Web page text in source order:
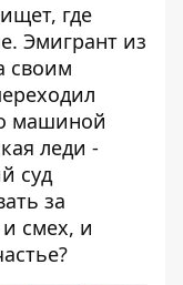
где
Эмигрант из
своим
машиной
леди -
суд
за
смех, и